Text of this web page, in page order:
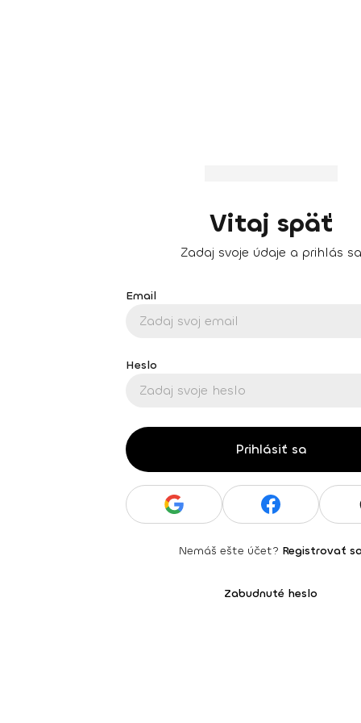
Vitaj späť
Zadaj svoje údaje a prihlás sa
Email
Heslo
Prihlásiť sa
Nemáš ešte účet? Registrovať
Zabudnuté heslo